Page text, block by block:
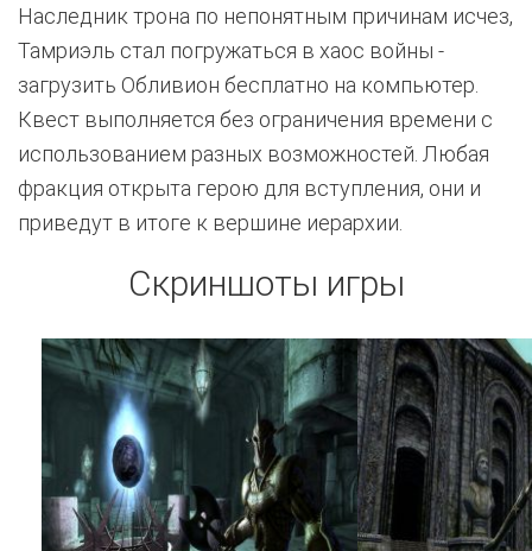
Наследник трона по непонятным причинам исчез,
Тамриэль стал погружаться в хаос войны -
загрузить Обливион бесплатно на компьютер.
Квест выполняется без ограничения времени с
использованием разных возможностей. Любая
фракция открыта герою для вступления, они и
приведут в итоге к вершине иерархии.
Скриншоты игры